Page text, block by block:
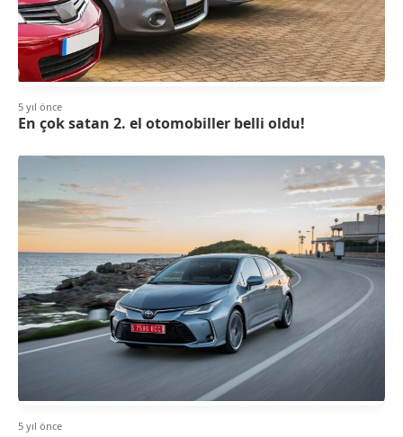
5 yıl önce
En çok satan 2. el otomobiller belli oldu!
5 yıl önce